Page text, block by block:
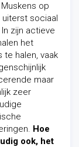
op
uiterst sociaal
zijn actieve
alen het
te halen, vaak
maar
zeer
Hoe
ook, het